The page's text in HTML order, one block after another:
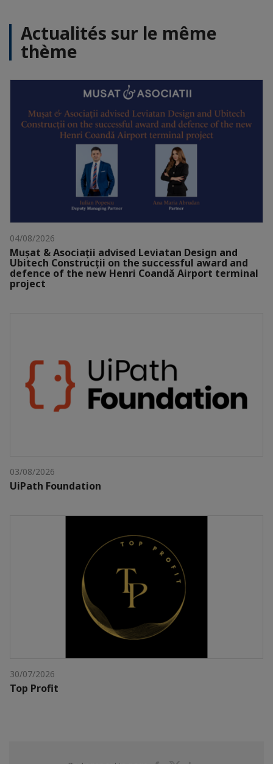
Actualités sur le même
thème
04/08/2026
Mușat & Asociații advised Leviatan Design and
Ubitech Construcții on the successful award and
defence of the new Henri Coandă Airport terminal
project
03/08/2026
UiPath Foundation
30/07/2026
Top Profit